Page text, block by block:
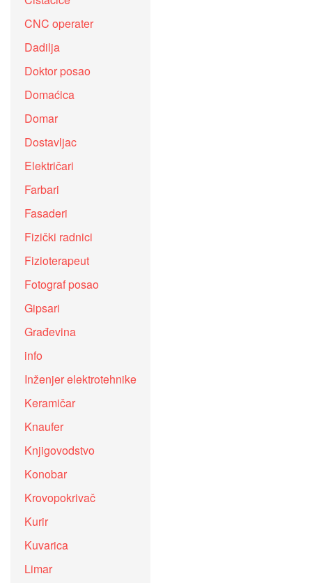
CNC operater
Dadilja
Doktor posao
Domaćica
Domar
Dostavljac
Električari
Farbari
Fasaderi
Fizički radnici
Fizioterapeut
Fotograf posao
Gipsari
Građevina
info
Inženjer elektrotehnike
Keramičar
Knaufer
Knjigovodstvo
Konobar
Krovopokrivač
Kurir
Kuvarica
Limar